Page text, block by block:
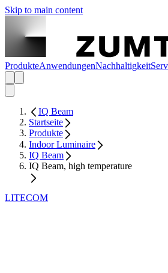
Skip to main content
ProdukteAnwendungenNachhaltigkeit
IQ Beam
Startseite
Produkte
Indoor Luminaire
IQ Beam
IQ Beam, high temperature
LITECOM